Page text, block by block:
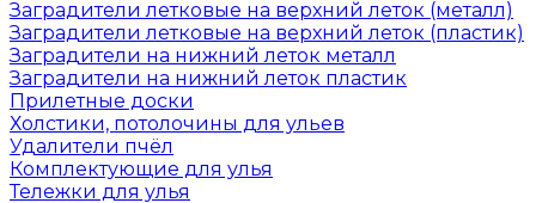
Заградители летковые на верхний леток (металл)
Заградители летковые на верхний леток (пластик)
Заградители на нижний леток металл
Заградители на нижний леток пластик
Прилетные доски
Холстики, потолочины для ульев
Удалители пчёл
Комплектующие для улья
Тележки для улья